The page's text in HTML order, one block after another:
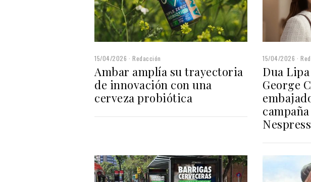
15/04/2026 Redacción
Ambar amplía su trayectoria
de innovación con una
cerveza probiótica
15/04/2026
Dua
George